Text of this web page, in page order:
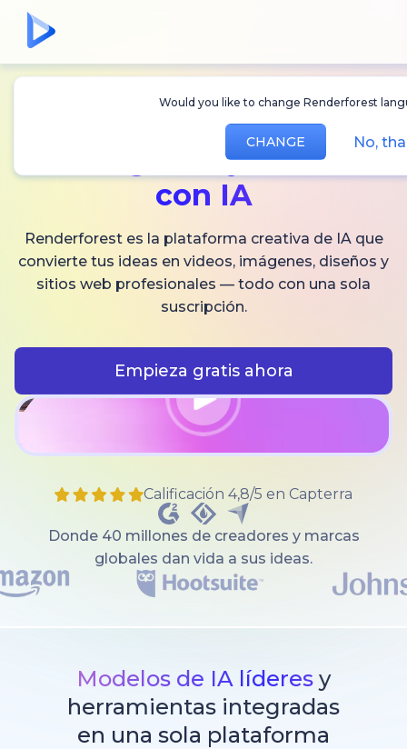
Would you like to change Renderforest
CHANGE No,
videos,
y audio
con IA
Renderforest es la plataforma creativa de IA que
convierte tus ideas en videos, imágenes, diseños y
sitios web profesionales — todo con una sola
suscripción.
Empieza gratis ahora
Calificación 4,8/5 en Capterra
Donde 40 millones de creadores y marcas
globales dan vida a sus ideas.
Modelos de IA líderes y
herramientas integradas
en una sola plataforma